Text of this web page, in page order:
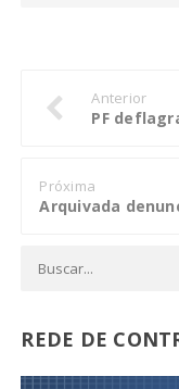
Anterior
Próxima
REDE DE